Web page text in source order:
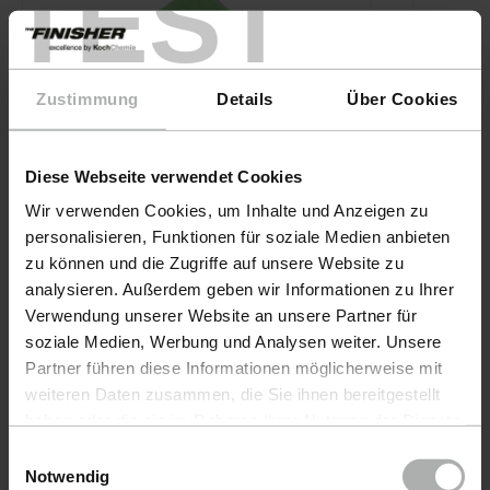
Zustimmung Details Über Cookies
Diese Webseite verwendet Cookies
Wir verwenden Cookies, um Inhalte und Anzeigen zu
personalisieren, Funktionen für soziale Medien anbieten
zu können und die Zugriffe auf unsere Website zu
analysieren. Außerdem geben wir Informationen zu Ihrer
Verwendung unserer Website an unsere Partner für
soziale Medien, Werbung und Analysen weiter. Unsere
Partner führen diese Informationen möglicherweise mit
weiteren Daten zusammen, die Sie ihnen bereitgestellt
Einstellungen zu den Cookies finden Sie unter
Notwendig
KochChemie · Nº de artículo 9998257
Allrounder Towel - Juego de 5